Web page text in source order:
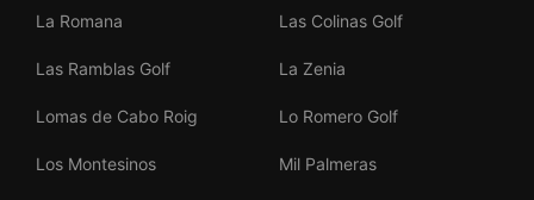
La Romana Las Colinas Golf
Las Ramblas Golf La Zenia
Lomas de Cabo Roig Lo Romero Golf
Los Montesinos Mil Palmeras